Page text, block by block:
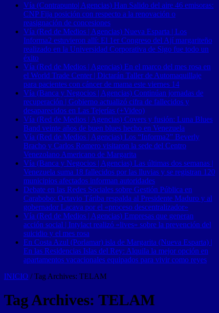
Vía (Contrapunto| Agencias) Han Salido del aire 46 emisoras:
CNP Fija posición con respecto a la renovación o
reasignación de concesiones
Vía (Red de Medios | Agencias) Nueva Esparta | Los
Informa2 estuvieron allí: El 1er Congreso del Ají margariteño
realizado en la Universidad Corporativa de Sigo fue todo un
éxito
Vía (Red de Medios | Agencias) En el marco del mes rosa en
el World Trade Center | Dictarán Taller de Automaquillaje
para pacientes con cáncer de mama este viernes 14
Vía (Banca y Negocios | Agencias) Continúan jornadas de
recuperación | Gobierno actualizó cifra de fallecidos y
desaparecidos en Las Tejerías (+Video)
Vía (Red de Medios | Agencias) Covers y fusión: Luna Blues
Band veinte años de buen blues hecho en Venezuela
Vía (Red de Medios | Agencias) Los “Informa2” Beverly
Bracho y Carlos Romero visitaron la sede del Centro
Venezolano Americano de Margarita
Vía (Banca y Negocios | Agencias) Las últimas dos semanas |
Venezuela suma 18 fallecidos por las lluvias y se registran 120
municipios afectados informan autoridades
Debate en las Redes Sociales sobre Gestión Pública en
Carabobo: Octavio Táriba respalda al Presidente Maduro y al
gobernador Lacava por el «proceso descentralizador»
Vía (Red de Medios | Agencias) Empresas que generan
acción social | Intylact realizó «lives» sobre la prevención del
suicidio y el mes rosa
En Costa Azul (Porlamar) isla de Margarita (Nueva Esparta) |
En las Residencias Islas del Rey: Alquila la mejor opción en
apartamentos vacacionales equipados para vivir como reyes
INICIO / Tag Archives: TELAM
Tag Archives: TELAM